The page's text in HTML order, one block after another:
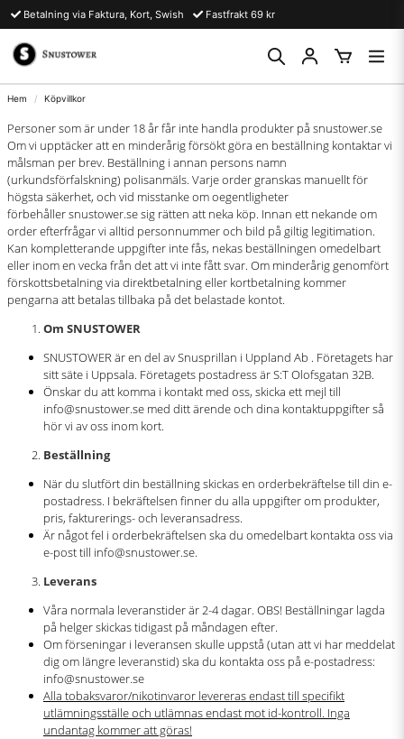
Betalning via Faktura, Kort, Swish Fastfrakt 69 kr
Hem Köpvillkor
Personer som är under 18 år får inte handla produkter på snustower.se
Om vi upptäcker att en minderårig försökt göra en beställning kontaktar vi
målsman per brev. Beställning i annan persons namn
(urkundsförfalskning) polisanmäls. Varje order granskas manuellt för
högsta säkerhet, och vid misstanke om oegentligheter
förbehåller snustower.se sig rätten att neka köp. Innan ett nekande om
order efterfrågar vi alltid personnummer och bild på giltig legitimation.
Kan kompletterande uppgifter inte fås, nekas beställningen omedelbart
eller inom en vecka från det att vi inte fått svar. Om minderårig genomfört
förskottsbetalning via direktbetalning eller kortbetalning kommer
pengarna att betalas tillbaka på det belastade kontot.
Om SNUSTOWER
SNUSTOWER är en del av Snusprillan i Uppland Ab . Företagets har
sitt säte i Uppsala. Företagets postadress är S:T Olofsgatan 32B.
Önskar du att komma i kontakt med oss, skicka ett mejl till
info@snustower.se med ditt ärende och dina kontaktuppgifter så
hör vi av oss inom kort.
Beställning
När du slutfört din beställning skickas en orderbekräftelse till din e-
postadress. I bekräftelsen finner du alla uppgifter om produkter,
pris, fakturerings- och leveransadress.
Är något fel i orderbekräftelsen ska du omedelbart kontakta oss via
e-post till info@snustower.se.
Leverans
Våra normala leveranstider är 2-4 dagar. OBS! Beställningar lagda
på helger skickas tidigast på måndagen efter.
Om förseningar i leveransen skulle uppstå (utan att vi har meddelat
dig om längre leveranstid) ska du kontakta oss på e-postadress:
info@snustower.se
Alla tobaksvaror/nikotinvaror levereras endast till specifikt
utlämningsställe och utlämnas endast mot id-kontroll. Inga
undantag kommer att göras!